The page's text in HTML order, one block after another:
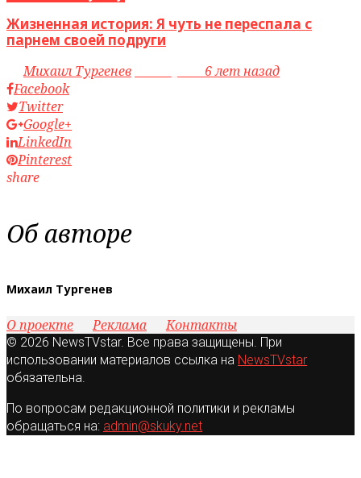
Жизненная история: Я чуть не переспала с
парнем своей подруги
byМихаил Тургенев
6 лет назад
Facebook
Twitter
Google+
LinkedIn
Pinterest
share
Об авторе
Михаил Тургенев
О проекте Реклама Контакты
© 2026 NewsTVstar. Все права защищены. При
использовании материалов ссылка на NewsTVstar
обязательна.
По вопросам редакционной политики и рекламы
обращаться на: admin@skuky.net